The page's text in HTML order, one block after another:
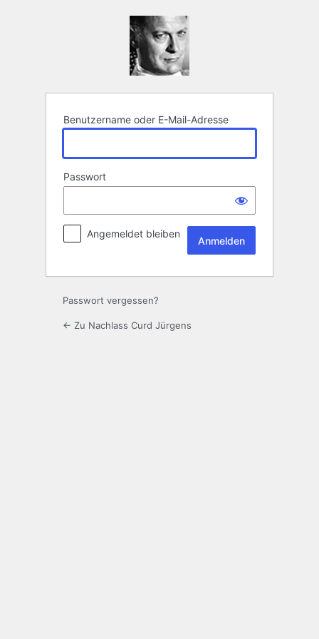
Benutzername oder E-Mail-Adresse
Passwort
Angemeldet bleiben
Passwort vergessen?
← Zu Nachlass Curd Jürgens